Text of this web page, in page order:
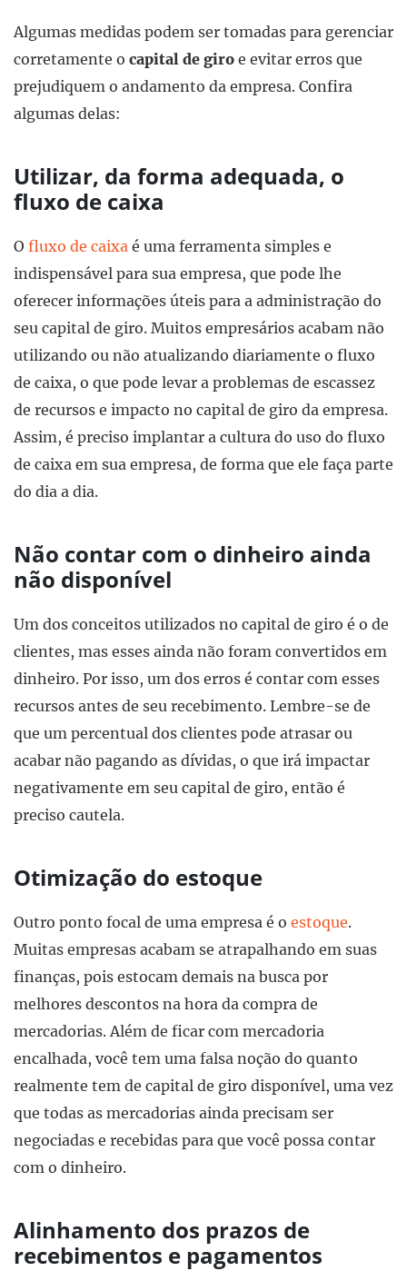
Algumas medidas podem ser tomadas para gerenciar
corretamente o capital de giro e evitar erros que
prejudiquem o andamento da empresa. Confira
algumas delas:
Utilizar, da forma adequada, o
fluxo de caixa
O fluxo de caixa é uma ferramenta simples e
indispensável para sua empresa, que pode lhe
oferecer informações úteis para a administração do
seu capital de giro. Muitos empresários acabam não
utilizando ou não atualizando diariamente o fluxo
de caixa, o que pode levar a problemas de escassez
de recursos e impacto no capital de giro da empresa.
Assim, é preciso implantar a cultura do uso do fluxo
de caixa em sua empresa, de forma que ele faça parte
do dia a dia.
Não contar com o dinheiro ainda
não disponível
Um dos conceitos utilizados no capital de giro é o de
clientes, mas esses ainda não foram convertidos em
dinheiro. Por isso, um dos erros é contar com esses
recursos antes de seu recebimento. Lembre-se de
que um percentual dos clientes pode atrasar ou
acabar não pagando as dívidas, o que irá impactar
negativamente em seu capital de giro, então é
preciso cautela.
Otimização do estoque
Outro ponto focal de uma empresa é o estoque.
Muitas empresas acabam se atrapalhando em suas
finanças, pois estocam demais na busca por
melhores descontos na hora da compra de
mercadorias. Além de ficar com mercadoria
encalhada, você tem uma falsa noção do quanto
realmente tem de capital de giro disponível, uma vez
que todas as mercadorias ainda precisam ser
negociadas e recebidas para que você possa contar
com o dinheiro.
Alinhamento dos prazos de
recebimentos e pagamentos